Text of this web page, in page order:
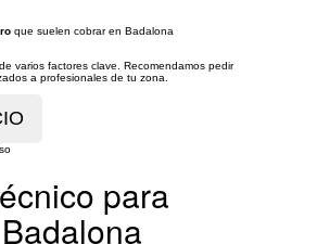
que suelen cobrar en Badalona
varios factores clave. Recomendamos pedir
a profesionales de tu zona.
para